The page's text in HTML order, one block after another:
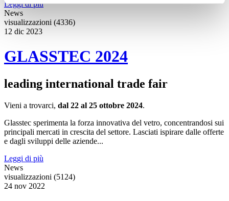
Leggi di più
News
visualizzazioni (4336)
12 dic 2023
GLASSTEC 2024
leading international trade fair
Vieni a trovarci, dal 22 al 25 ottobre 2024.
Glasstec sperimenta la forza innovativa del vetro, concentrandosi sui
principali mercati in crescita del settore. Lasciati ispirare dalle offerte
e dagli sviluppi delle aziende...
Leggi di più
News
visualizzazioni (5124)
24 nov 2022